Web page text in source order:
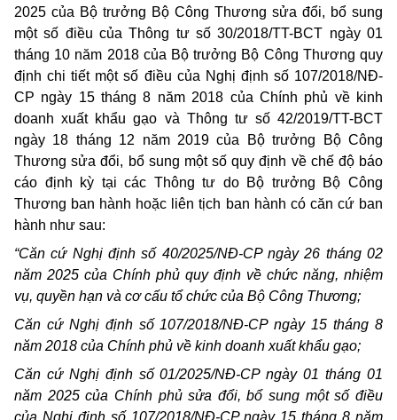
2025 của Bộ trưởng Bộ Công Thương sửa đổi, bổ sung
một số điều của Thông tư số 30/2018/TT-BCT ngày 01
tháng 10 năm 2018 của Bộ trưởng Bộ Công Thương quy
định chi tiết một số điều của Nghị định số 107/2018/NĐ-
CP ngày 15 tháng 8 năm 2018 của Chính phủ về kinh
doanh xuất khẩu gạo và Thông tư số 42/2019/TT-BCT
ngày 18 tháng 12 năm 2019 của Bộ trưởng Bộ Công
Thương sửa đổi, bổ sung một số quy định về chế độ báo
cáo định kỳ tại các Thông tư do Bộ trưởng Bộ Công
Thương ban hành hoặc liên tịch ban hành có căn cứ ban
hành như sau:
“Căn cứ Nghị định số 40/2025/NĐ-CP ngày 26 tháng 02
năm 2025 của Chính phủ quy định về chức năng, nhiệm
vụ, quyền hạn và cơ cấu tổ chức của Bộ Công Thương;
Căn cứ Nghị định số 107/2018/NĐ-CP ngày 15 tháng 8
năm 2018 của Chính phủ về kinh doanh xuất khẩu gạo;
Căn cứ Nghị định số 01/2025/NĐ-CP ngày 01 tháng 01
năm 2025 của Chính phủ sửa đổi, bổ sung một số điều